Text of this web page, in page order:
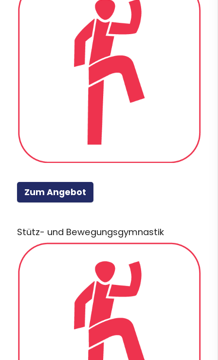
Zum Angebot
Stütz- und Bewegungsgymnastik